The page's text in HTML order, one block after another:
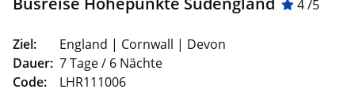
4 /5
Ziel:
England | Cornwall | Devon
Dauer: 7 Tage / 6 Nächte
Code:
LHR111006